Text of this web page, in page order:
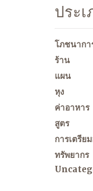
ประเ
โภชนากา
ร้าน
แผน
หุง
ค่าอาหาร
สูตร
การเตรีย
ทรัพยากร